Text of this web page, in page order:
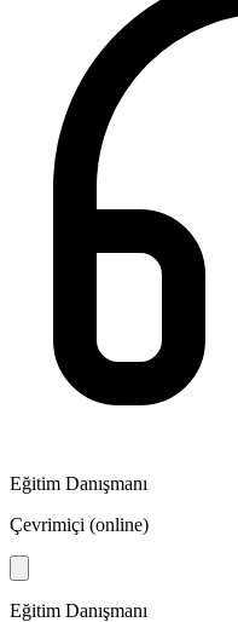
Eğitim Danışmanı
Çevrimiçi (online)
Eğitim Danışmanı